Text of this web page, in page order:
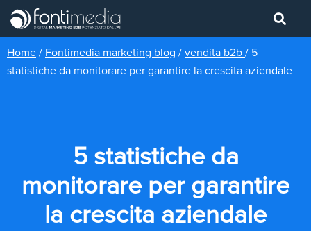
Home / Fontimedia marketing blog / vendita b2b / 5
statistiche da monitorare per garantire la crescita aziendale
5 statistiche da
monitorare per garantire
la crescita aziendale